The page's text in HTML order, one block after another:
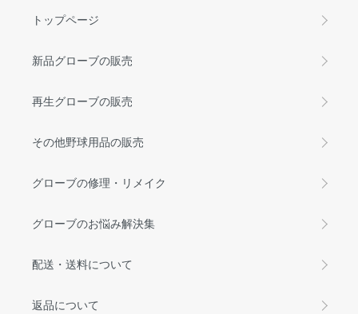
トップページ
新品グローブの販売
再生グローブの販売
その他野球用品の販売
グローブの修理・リメイク
グローブのお悩み解決集
配送・送料について
返品について